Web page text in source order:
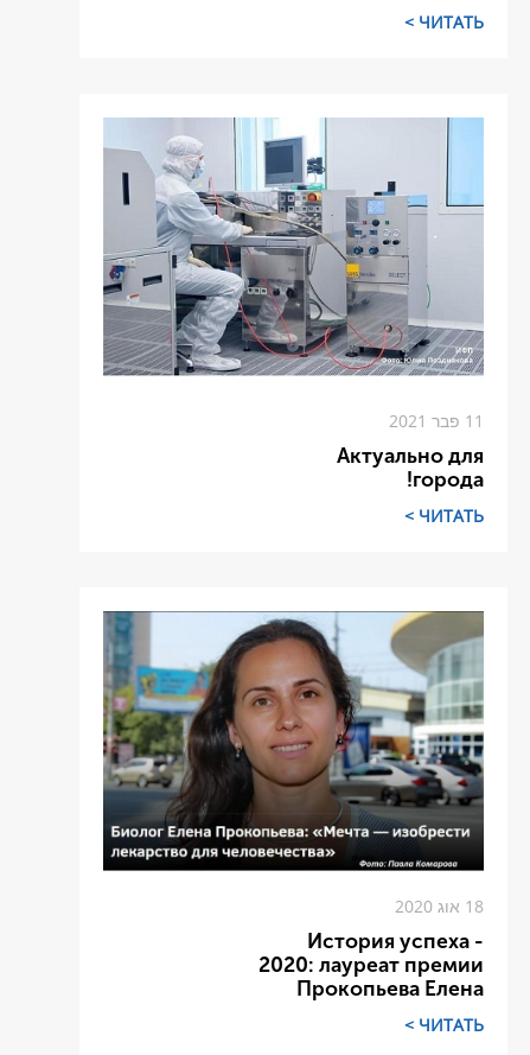
ЧИТАТЬ >
11 פבר 2021
Актуально для
города!
ЧИТАТЬ >
18 אוג 2020
История успеха -
2020: лауреат премии
Прокопьева Елена
ЧИТАТЬ >